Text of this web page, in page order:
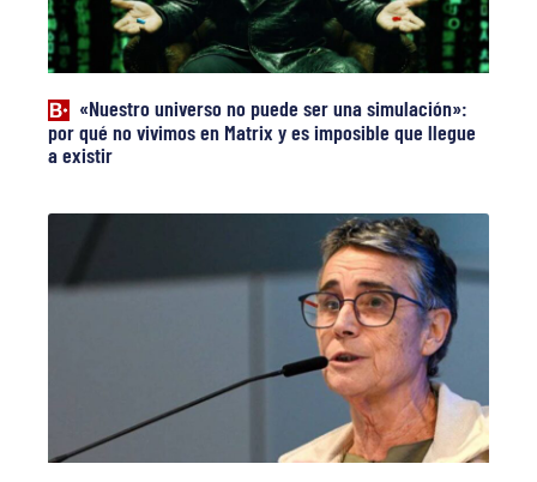
«Nuestro universo no puede ser una simulación»:
por qué no vivimos en Matrix y es imposible que llegue
a existir